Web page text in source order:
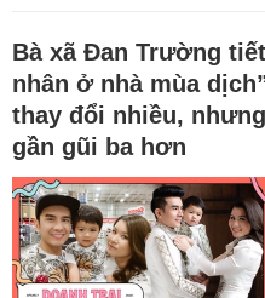
Bà xã Đan Trường
nhân ở nhà mùa
thay đổi nhiều,
gần gũi ba hơn